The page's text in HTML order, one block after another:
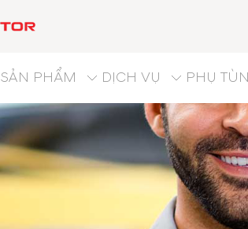
SẢN PHẨM DỊCH VỤ PHỤ